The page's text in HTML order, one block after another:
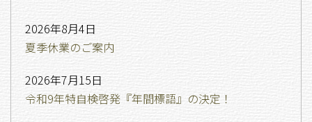
2026年8月4日
夏季休業のご案内
2026年7月15日
令和9年特自検啓発『年間標語』の決定！